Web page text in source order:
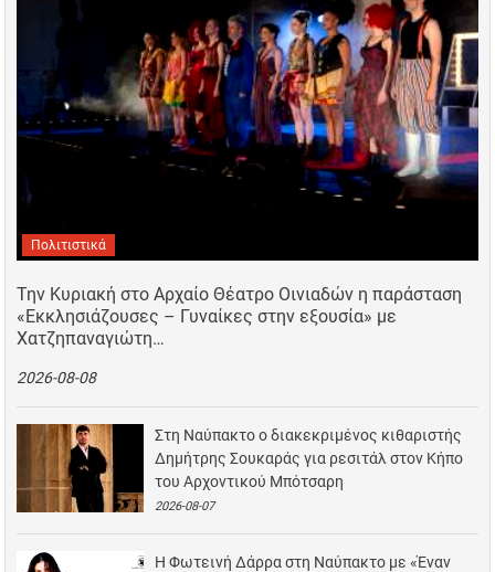
Πολιτιστικά
Την Κυριακή στο Αρχαίο Θέατρο Οινιαδών η παράσταση
«Εκκλησιάζουσες – Γυναίκες στην εξουσία» με
Χατζηπαναγιώτη…
2026-08-08
Στη Ναύπακτο ο διακεκριμένος κιθαριστής
Δημήτρης Σουκαράς για ρεσιτάλ στον Κήπο
του Αρχοντικού Μπότσαρη
2026-08-07
Η Φωτεινή Δάρρα στη Ναύπακτο με «Έναν